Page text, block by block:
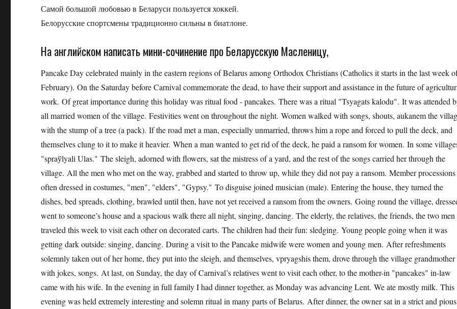
Самой большой любовью в Беларуси пользуется хоккей.
Белорусские спортсмены традиционно сильны в биатлоне.
На английском написать мини-сочинение про Беларусскую Масленицу,
Pancake Day celebrated mainly in the eastern regions of Belarus among Orthodox Christians (Catholics it starts in the last week
February). On the Saturday before Carnival commemorate the dead, to have their support and assistance in the future of
work. Of great importance during this holiday was ritual food - pancakes. There was a ritual "Tsyagats kalodu". It was attended
all married women of the village. Festivities went on throughout the night. Women walked with songs, shouts, aukanem the
with the stump of a tree (a pack). If the road met a man, especially unmarried, throws him a rope and forced to pull the deck, and
themselves clung to it to make it heavier. When a man wanted to get rid of the deck, he paid a ransom for women. In some
"spraўlyalі Ulas." The sleigh, adorned with flowers, sat the mistress of a yard, and the rest of the songs carried her through the
village. All the men who met on the way, grabbed and started to throw up, while they did not pay a ransom. Member processions
often dressed in costumes, "men", "elders", "Gypsy." To disguise joined musician (male). Entering the house, they turned the
dishes, bed spreads, clothing, brawled until then, have not yet received a ransom from the owners. Going round the village,
went to someone’s house and a spacious walk there all night, singing, dancing. The elderly, the relatives, the friends, the two men
traveled this week to visit each other on decorated carts. The children had their fun: sledging. Young people going when it was
getting dark outside: singing, dancing. During a visit to the Pancake midwife were women and young men. After refreshments
solemnly taken out of her home, they put into the sleigh, and themselves, vpryagshis them, drove through the village grandmother
with jokes, songs. At last, on Sunday, the day of Carnival’s relatives went to visit each other, to the mother-in "pancakes" in-law
came with his wife. In the evening in full family I had dinner together, as Monday was advancing Lent. We ate mostly milk. This
evening was held extremely interesting and solemn ritual in many parts of Belarus. After dinner, the owner sat in a strict and pious